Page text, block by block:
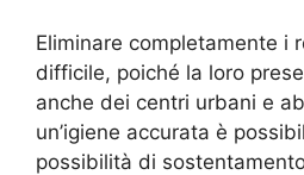
Eliminare completamente i
difficile, poiché la loro
anche dei centri urbani e
un’igiene accurata è
possibilità di